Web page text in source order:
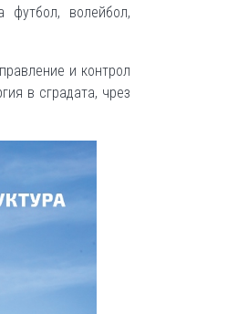
футбол, волейбол,
и контрол
в сградата, чрез